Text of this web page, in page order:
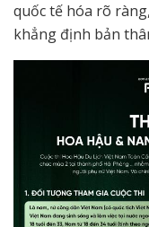
quốc tế hóa rõ
khẳng định bản